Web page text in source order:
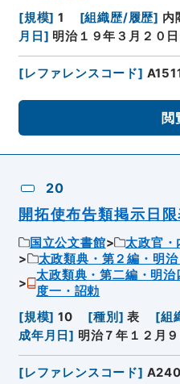
[規模] 1 [組織歴/履歴] 内
月日 ] 明治１９年３月２０
[レファレンスコード]
閲
20
開拓使布告類掲示日
国立公文書館 太政官・
太政類典・第２編・明
太政類典・第二編・明
度一・詔勅
[規模] 10 [種別 ] 表 [組
成年月日] 明治７年１２月
[レファレンスコード]